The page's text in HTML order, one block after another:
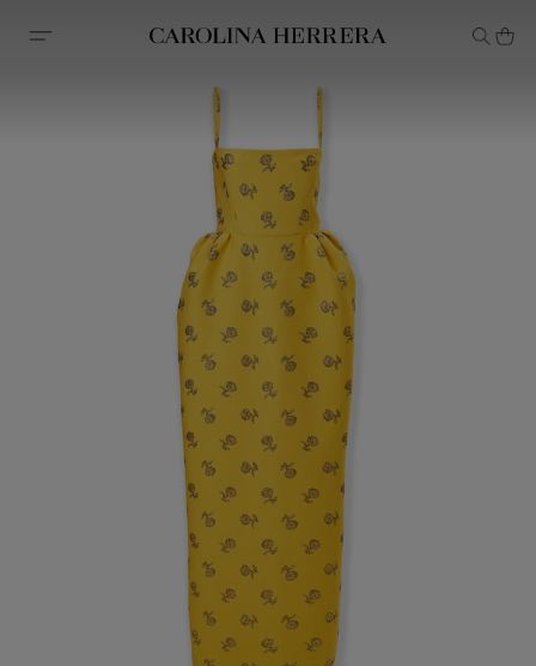
Declaração de acessibilidade